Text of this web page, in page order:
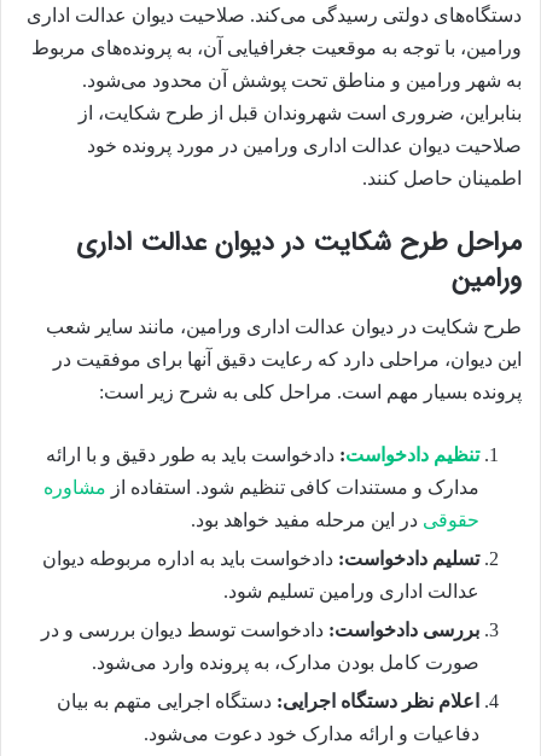
دستگاه‌های دولتی رسیدگی می‌کند. صلاحیت دیوان عدالت اداری
ورامین، با توجه به موقعیت جغرافیایی آن، به پرونده‌های مربوط
به شهر ورامین و مناطق تحت پوشش آن محدود می‌شود.
بنابراین، ضروری است شهروندان قبل از طرح شکایت، از
صلاحیت دیوان عدالت اداری ورامین در مورد پرونده خود
اطمینان حاصل کنند.
مراحل طرح شکایت در دیوان عدالت اداری
ورامین
طرح شکایت در دیوان عدالت اداری ورامین، مانند سایر شعب
این دیوان، مراحلی دارد که رعایت دقیق آنها برای موفقیت در
پرونده بسیار مهم است. مراحل کلی به شرح زیر است:
تنظیم دادخواست: دادخواست باید به طور دقیق و با ارائه
مدارک و مستندات کافی تنظیم شود. استفاده از مشاوره
حقوقی در این مرحله مفید خواهد بود.
تسلیم دادخواست: دادخواست باید به اداره مربوطه دیوان
عدالت اداری ورامین تسلیم شود.
بررسی دادخواست: دادخواست توسط دیوان بررسی و در
صورت کامل بودن مدارک، به پرونده وارد می‌شود.
اعلام نظر دستگاه اجرایی: دستگاه اجرایی متهم به بیان
دفاعیات و ارائه مدارک خود دعوت می‌شود.